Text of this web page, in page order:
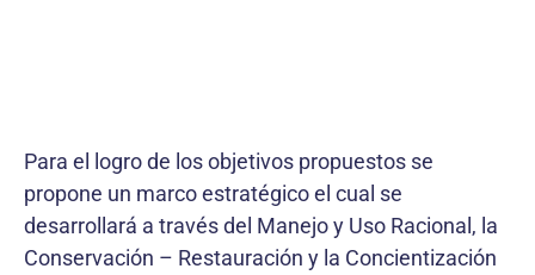
Para el logro de los objetivos propuestos se
propone un marco estratégico el cual se
desarrollará a través del Manejo y Uso Racional, la
Conservación – Restauración y la Concientización